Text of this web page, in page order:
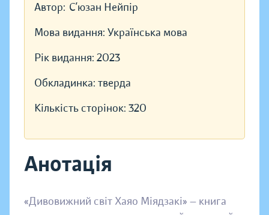
Автор: С’юзан Нейпір
Мова видання: Українська мова
Рік видання: 2023
Обкладинка: тверда
Кількість сторінок: 320
Анотація
«Дивовижний світ Хаяо Міядзакі» — книга